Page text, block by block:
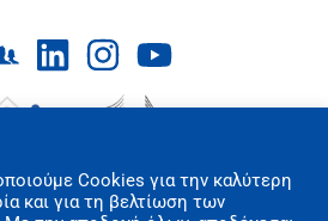
Cookies για την καλύτερη
και για τη βελτίωση των